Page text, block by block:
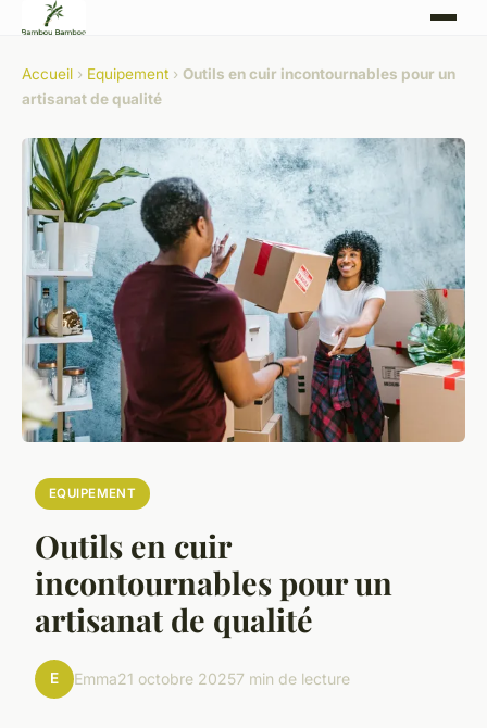
Accueil › Equipement › Outils en cuir incontournables pour un
artisanat de qualité
EQUIPEMENT
Outils en cuir
incontournables pour un
artisanat de qualité
E Emma21 octobre 20257 min de lecture